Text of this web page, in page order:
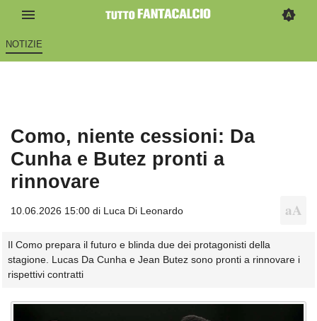
NOTIZIE
Como, niente cessioni: Da
Cunha e Butez pronti a
rinnovare
10.06.2026 15:00 di Luca Di Leonardo
Il Como prepara il futuro e blinda due dei protagonisti della
stagione. Lucas Da Cunha e Jean Butez sono pronti a rinnovare i
rispettivi contratti